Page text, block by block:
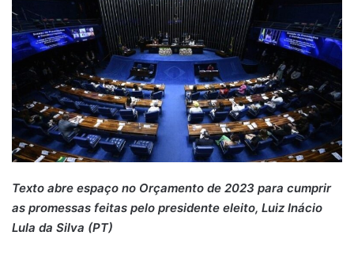
Texto abre espaço no Orçamento de 2023 para cumprir
as promessas feitas pelo presidente eleito, Luiz Inácio
Lula da Silva (PT)